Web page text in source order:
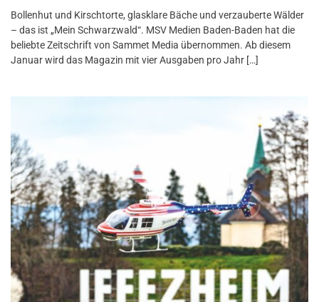
Bollenhut und Kirschtorte, glasklare Bäche und verzauberte Wälder
– das ist „Mein Schwarzwald“. MSV Medien Baden-Baden hat die
beliebte Zeitschrift von Sammet Media übernommen. Ab diesem
Januar wird das Magazin mit vier Ausgaben pro Jahr […]